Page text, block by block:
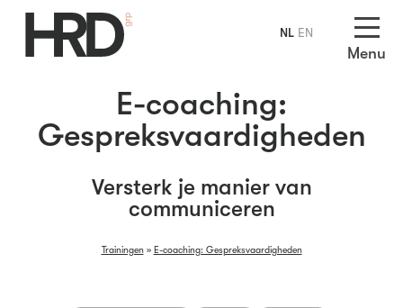
Menu
E-coaching:
Gespreksvaardigheden
Versterk je manier van
communiceren
Trainingen» E-coaching: Gespreksvaardigheden
NL EN